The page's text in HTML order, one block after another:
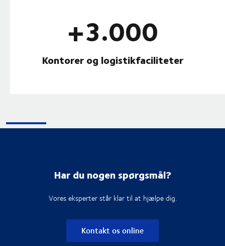
+3.000
Kontorer og logistikfaciliteter
Har du nogen spørgsmål?
Vores eksperter står klar til at hjælpe dig.
Kontakt os online